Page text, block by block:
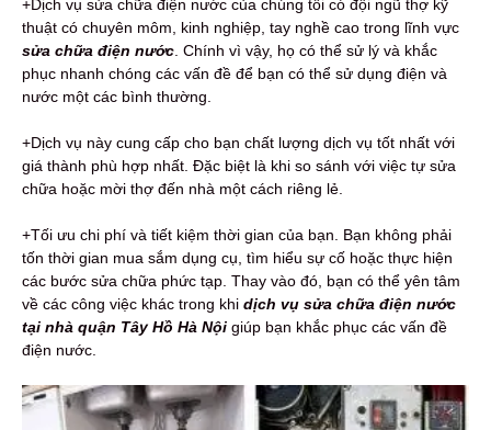
+Dịch vụ sửa chữa điện nước của chúng tôi có đội ngũ thợ kỹ
thuật có chuyên môm, kinh nghiệp, tay nghề cao trong lĩnh vực
sửa chữa điện nước . Chính vì vậy, họ có thể sử lý và khắc
phục nhanh chóng các vấn đề để bạn có thể sử dụng điện và
nước một các bình thường.
+Dịch vụ này cung cấp cho bạn chất lượng dịch vụ tốt nhất với
giá thành phù hợp nhất. Đặc biệt là khi so sánh với việc tự sửa
chữa hoặc mời thợ đến nhà một cách riêng lẻ.
+Tối ưu chi phí và tiết kiệm thời gian của bạn. Bạn không phải
tốn thời gian mua sắm dụng cụ, tìm hiểu sự cố hoặc thực hiện
các bước sửa chữa phức tạp. Thay vào đó, bạn có thể yên tâm
về các công việc khác trong khi dịch vụ sửa chữa điện nước
tại nhà quận Tây Hồ Hà Nội giúp bạn khắc phục các vấn đề
điện nước.